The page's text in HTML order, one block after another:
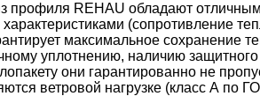
профиля REHAU обладают
(сопротивление
максимальное сохранение
уплотнению, наличию
они гарантированно не
ветровой нагрузке (класс А по